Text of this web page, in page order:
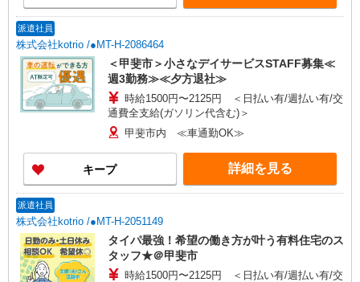
派遣社員
株式会社kotrio /●MT-H-2086464
＜甲斐市＞小さなデイサービスSTAFF募集≪
週3勤務≫≪夕方退社≫
時給1500円〜2125円 ＜日払い有/週払い有/交
通費全支給(ガソリン代含む)＞
甲斐市内 ≪車通勤OK≫
キープ 詳細を見る
派遣社員
株式会社kotrio /●MT-H-2051149
タイパ最強！希望の働き方が叶う有料住宅のス
タッフ★＠甲斐市
時給1500円〜2125円 ＜日払い有/週払い有/交